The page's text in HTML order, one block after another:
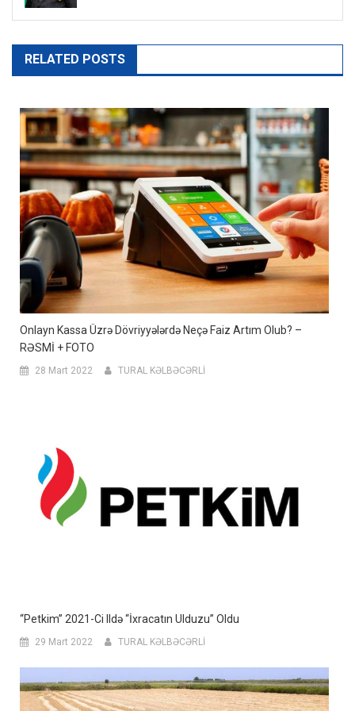
RELATED POSTS
Onlayn Kassa Üzrə Dövriyyələrdə Neçə Faiz Artım Olub? –
RƏSMİ + FOTO
28 Mart 2022 TURAL KƏLBƏCƏRLİ
“Petkim” 2021-Ci Ildə “İxracatın Ulduzu” Oldu
29 Mart 2022 TURAL KƏLBƏCƏRLİ